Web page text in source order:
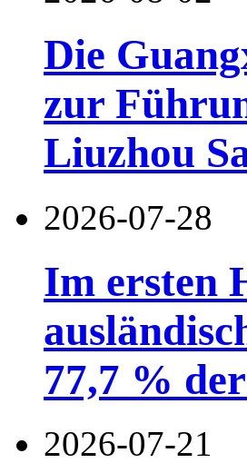
Die
zur
Liuzhou
2026-07-28
Im ersten
77,7 %
2026-07-21